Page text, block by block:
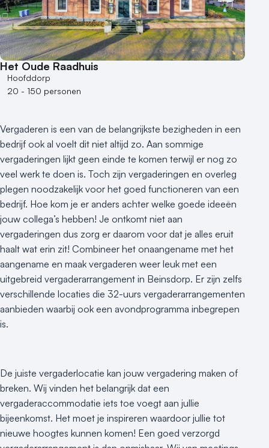
1 - 50 personen
50 - 100 personen
100 - 250 personen
250 - 500 personen
500+ personen
Bijzondere locaties
Duurzame locatie
Groene locatie
Heisessie
Hotel
Hybride events
Industriële locatie
Kasteel en landgoed
Kleine / intieme locatie
Locaties aan zee
Museum
Theater
Varende locatie
Het Oude Raadhuis
Hoofddorp
20 - 150 personen
Vergaderen is een van de belangrijkste bezigheden in een
bedrijf ook al voelt dit niet altijd zo. Aan sommige
vergaderingen lijkt geen einde te komen terwijl er nog zo
veel werk te doen is. Toch zijn vergaderingen en overleg
plegen noodzakelijk voor het goed functioneren van een
bedrijf. Hoe kom je er anders achter welke goede ideeën
jouw collega’s hebben! Je ontkomt niet aan
vergaderingen dus zorg er daarom voor dat je alles eruit
haalt wat erin zit! Combineer het onaangename met het
aangename en maak vergaderen weer leuk met een
uitgebreid vergaderarrangement in Beinsdorp. Er zijn zelfs
verschillende locaties die 32-uurs vergaderarrangementen
aanbieden waarbij ook een avondprogramma inbegrepen
is.
De juiste vergaderlocatie kan jouw vergadering maken of
breken. Wij vinden het belangrijk dat een
vergaderaccommodatie iets toe voegt aan jullie
bijeenkomst. Het moet je inspireren waardoor jullie tot
nieuwe hoogtes kunnen komen! Een goed verzorgd